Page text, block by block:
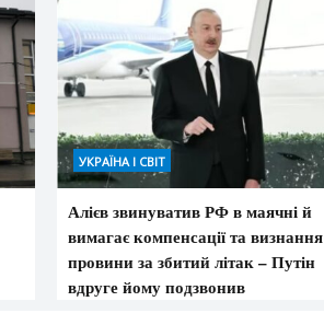
УКРАЇНА І СВІТ
Алієв звинуватив РФ в маячні й
вимагає компенсації та визнання
провини за збитий літак – Путін
вдруге йому подзвонив